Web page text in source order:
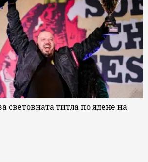
световната титла по ядене на